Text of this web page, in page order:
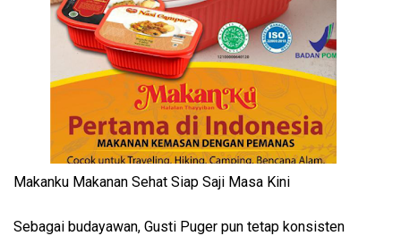
Makanku Makanan Sehat Siap Saji Masa Kini
Sebagai budayawan, Gusti Puger pun tetap konsisten